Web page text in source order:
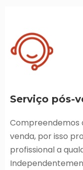
Serviço pós-
Compreendemos
venda, por isso
profissional a